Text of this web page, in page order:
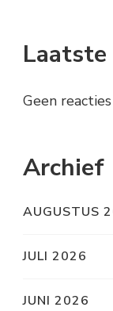
Geen
Archief
AUGUSTUS
JULI 2026
JUNI 2026